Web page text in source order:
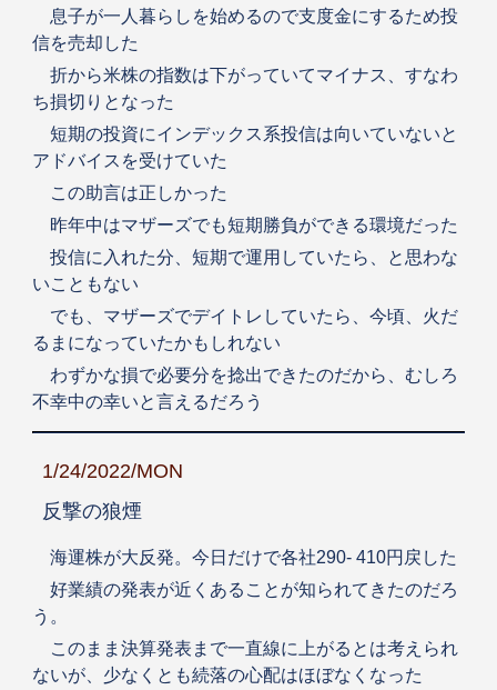
息子が一人暮らしを始めるので支度金にするため投
信を売却した
折から米株の指数は下がっていてマイナス、すなわ
ち損切りとなった
短期の投資にインデックス系投信は向いていないと
アドバイスを受けていた
この助言は正しかった
昨年中はマザーズでも短期勝負ができる環境だった
投信に入れた分、短期で運用していたら、と思わな
いこともない
でも、マザーズでデイトレしていたら、今頃、火だ
るまになっていたかもしれない
わずかな損で必要分を捻出できたのだから、むしろ
不幸中の幸いと言えるだろう
1/24/2022/MON
反撃の狼煙
海運株が大反発。今日だけで各社290- 410円戻した
好業績の発表が近くあることが知られてきたのだろ
う。
このまま決算発表まで一直線に上がるとは考えられ
ないが、少なくとも続落の心配はほぼなくなった